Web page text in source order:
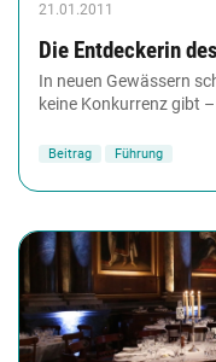
21.01.2011
Die Entdeckerin
In neuen Gewässern
keine Konkurrenz gibt
Beitrag Führung